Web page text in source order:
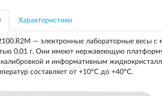
Характеристики
— электронные лабораторные весы
0,01 г. Они имеют нержавеющую
калибровкой и информативным
составляет от +10°C до +40°C.